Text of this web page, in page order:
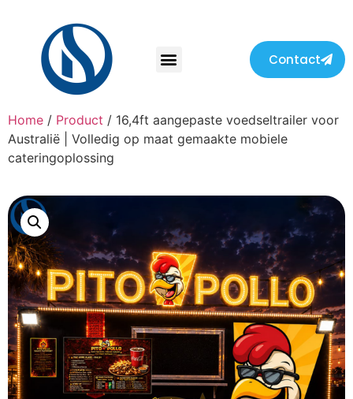
Contact
Home / Product / 16,4ft aangepaste voedseltrailer voor
Australië | Volledig op maat gemaakte mobiele
cateringoplossing